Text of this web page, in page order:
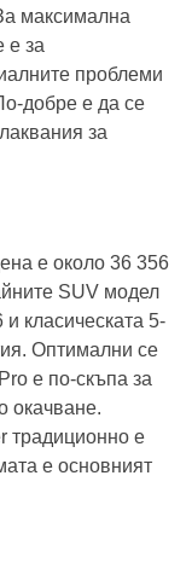
максимална
е за
проблеми
добре е да се
за
е около 36 356
SUV модел
класическата 5-
Оптимални се
е по-скъпа за
окачване.
традиционно е
е основният